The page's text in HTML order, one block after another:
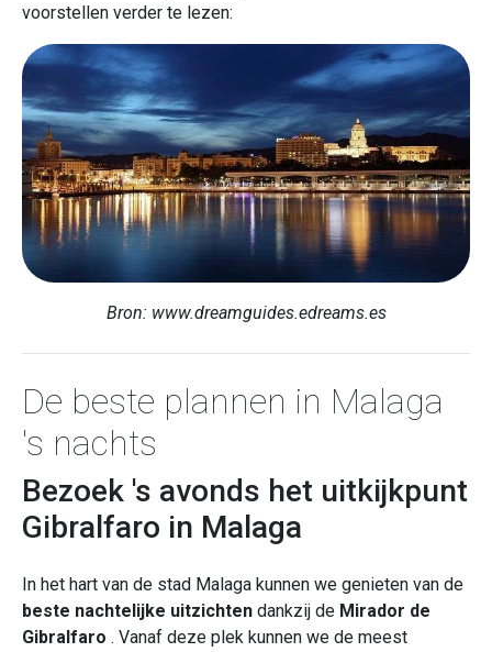
voorstellen verder te lezen:
Bron: www.dreamguides.edreams.es
De beste plannen in Malaga
's nachts
Bezoek 's avonds het uitkijkpunt
Gibralfaro in Malaga
In het hart van de stad Malaga kunnen we genieten van de
beste nachtelijke uitzichten dankzij de Mirador de
Gibralfaro . Vanaf deze plek kunnen we de meest